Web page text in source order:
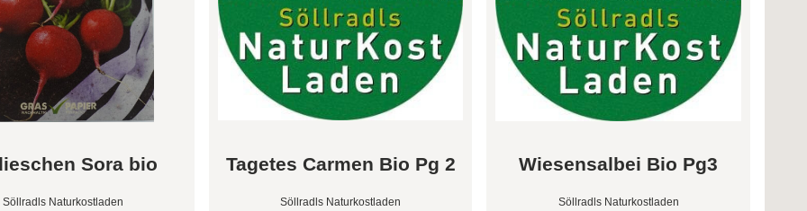
Sora bio
Söllradls Naturkostladen
Tagetes Carmen Bio Pg 2
Söllradls Naturkostladen
Wiesensalbei Bio Pg3
Söllradls Naturkostladen